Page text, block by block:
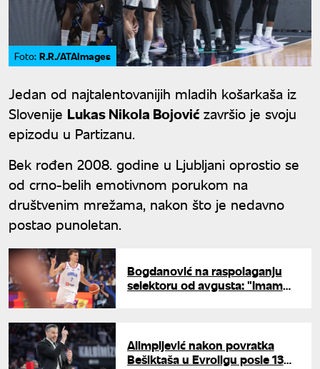
Foto: R.R./ATAImages
Jedan od najtalentovanijih mladih košarkaša iz
Slovenije Lukas Nikola Bojović završio je svoju
epizodu u Partizanu.
Bek rođen 2008. godine u Ljubljani oprostio se
od crno-belih emotivnom porukom na
društvenim mrežama, nakon što je nedavno
postao punoletan.
Bogdanović na raspolaganju
selektoru od avgusta: "Imam
Alimpijević nakon povratka
Bešiktaša u Evroligu posle 13